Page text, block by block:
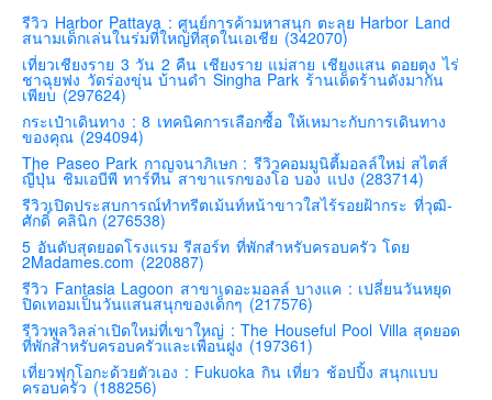
สวิสเซอร์แลนด์
โปรตุเกส
สเปน
โครเอเชีย
สโลเวเนีย
มอนเตรเนโกร
บอสเนียและเฮอร์เซโกวีน่า
ญี่ปุ่น
คันโต-โตเกียวและรอบๆ
คันไซ-โอซาก้า เกียวโต
คิวชู – ฟุกุโอกะ ซางะ เปปปุ ยุฟุอิน นางาซากิ
ฟูจิ
รีวิว Harbor Pattaya : ศูนย์การค้ามหาสนุก ตะลุย Harbor Land
สนามเด็กเล่นในร่มที่ใหญ่ที่สุดในเอเชีย (342070)
เที่ยวเชียงราย 3 วัน 2 คืน เชียงราย แม่สาย เชียงแสน ดอยตุง ไร่
ชาฉุยฟง วัดร่องขุ่น บ้านดำ Singha Park ร้านเด็ดร้านดังมากัน
เพียบ (297624)
กระเป๋าเดินทาง : 8 เทคนิคการเลือกซื้อ ให้เหมาะกับการเดินทาง
ของคุณ (294094)
The Paseo Park กาญจนาภิเษก : รีวิวคอมมูนิตี้มอลล์ใหม่ สไตส์
ญี่ปุ่น ชิมเอบีพี ทาร์ทีน สาขาแรกของโอ บอง แปง (283714)
รีวิวเปิดประสบการณ์ทำทรีตเม้นท์หน้าขาวใสไร้รอยฝ้ากระ ที่วุฒิ-
ศักดิ์ คลินิก (276538)
5 อันดับสุดยอดโรงแรม รีสอร์ท ที่พักสำหรับครอบครัว โดย
2Madames.com (220887)
รีวิว Fantasia Lagoon สาขาเดอะมอลล์ บางแค : เปลี่ยนวันหยุด
ปิดเทอมเป็นวันแสนสนุกของเด็กๆ (217576)
รีวิวพูลวิลล่าเปิดใหม่ที่เขาใหญ่ : The Houseful Pool Villa สุดยอด
ที่พักสำหรับครอบครัวและเพื่อนฝูง (197361)
เที่ยวฟุกุโอกะด้วยตัวเอง : Fukuoka กิน เที่ยว ช้อปปิ้ง สนุกแบบ
ครอบครัว (188256)